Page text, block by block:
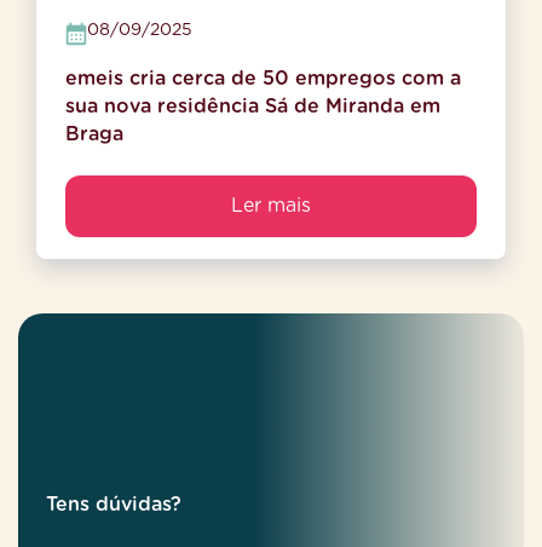
08/09/2025
emeis cria cerca de 50 empregos com a
sua nova residência Sá de Miranda em
Braga
Ler mais
Tens dúvidas?